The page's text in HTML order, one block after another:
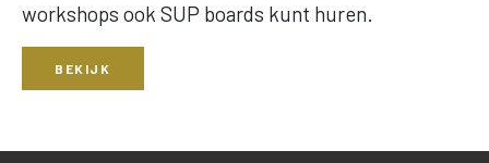
workshops ook SUP boards kunt huren.
BEKIJK